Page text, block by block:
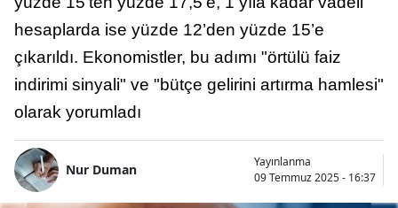
hesaplarda ise yüzde 12’den yüzde 15’e
çıkarıldı. Ekonomistler, bu adımı "örtülü faiz
indirimi sinyali" ve "bütçe gelirini artırma hamlesi"
olarak yorumladı
Nur Duman
Yayınlanma
09 Temmuz 2025 - 16:37